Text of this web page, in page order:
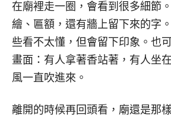
在廟裡走一圈，會看到很多細節
繪、匾額，還有牆上留下來的字
些看不太懂，但會留下印象。也
畫面：有人拿著香站著，有人坐
風一直吹進來。
離開的時候再回頭看，廟還是那